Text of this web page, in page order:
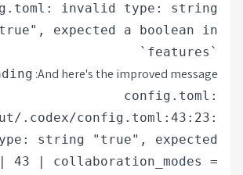
invalid type: string
expected a boolean in
`features`
And here's the improved message:
config.toml:
.codex/config.toml:43:23:
string "true", expected
43 | collaboration_modes =